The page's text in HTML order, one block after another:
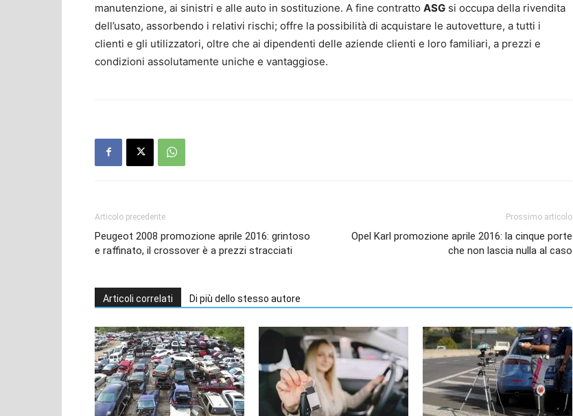
manutenzione, ai sinistri e alle auto in sostituzione. A fine contratto ASG si occupa della rivendita
dell’usato, assorbendo i relativi rischi; offre la possibilità di acquistare le autovetture, a tutti i
clienti e gli utilizzatori, oltre che ai dipendenti delle aziende clienti e loro familiari, a prezzi e
condizioni assolutamente uniche e vantaggiose.
Articolo precedente
Peugeot 2008 promozione aprile 2016: grintoso
e raffinato, il crossover è a prezzi stracciati
Prossimo articolo
Opel Karl promozione aprile 2016: la cinque porte
che non lascia nulla al caso
Articoli correlati Di più dello stesso autore